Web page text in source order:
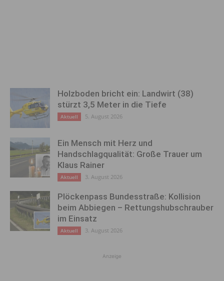
Holzboden bricht ein: Landwirt (38)
stürzt 3,5 Meter in die Tiefe
Aktuell 5. August 2026
Ein Mensch mit Herz und
Handschlagqualität: Große Trauer um
Klaus Rainer
Aktuell 3. August 2026
Plöckenpass Bundesstraße: Kollision
beim Abbiegen – Rettungshubschrauber
im Einsatz
Aktuell 3. August 2026
Anzeige